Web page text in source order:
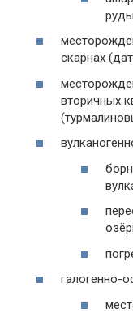
скарнах
вторичных
галогенно-